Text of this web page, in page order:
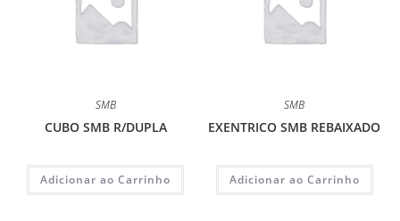
SMB
CUBO SMB R/DUPLA
Adicionar ao Carrinho
SMB
EXENTRICO SMB REBAIXADO
Adicionar ao Carrinho